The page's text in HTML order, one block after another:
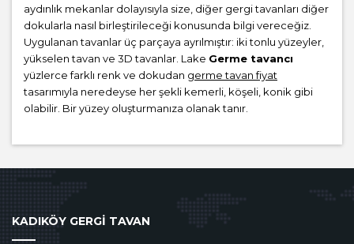
aydınlık mekanlar dolayısıyla size, diğer gergi tavanları diğer
dokularla nasıl birleştirileceği konusunda bilgi vereceğiz.
Uygulanan tavanlar üç parçaya ayrılmıştır: iki tonlu yüzeyler,
yükselen tavan ve 3D tavanlar. Lake Germe tavancı
yüzlerce farklı renk ve dokudan germe tavan fiyat
tasarımıyla neredeyse her şekli kemerli, köşeli, konik gibi
olabilir. Bir yüzey oluşturmanıza olanak tanır.
KADIKÖY GERGİ TAVAN